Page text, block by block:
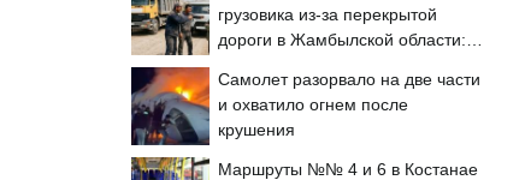
грузовика из-за перекрытой
дороги в Жамбылской области:
Самолет разорвало на две части
и охватило огнем после
крушения
Маршруты №№ 4 и 6 в Костанае